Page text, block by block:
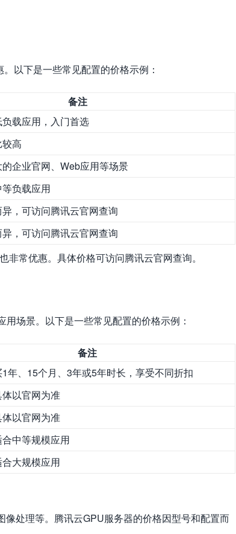
以下是一些常见配置的价格示例：
备注
载应用，入门首选
高
企业官网、Web应用等场景
负载应用
，可访问腾讯云官网查询
，可访问腾讯云官网查询
常优惠。具体价格可访问腾讯云官网查询。
场景。以下是一些常见配置的价格示例：
备注
年、15个月、3年或5年时长，享受不同折扣
以官网为准
以官网为准
中等规模应用
大规模应用
处理等。腾讯云GPU服务器的价格因型号和配置而